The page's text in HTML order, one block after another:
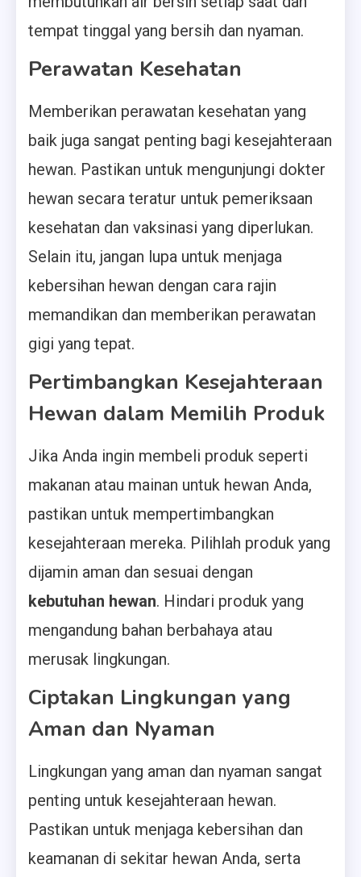
tempat tinggal yang bersih dan nyaman.
Perawatan Kesehatan
Memberikan perawatan kesehatan yang
baik juga sangat penting bagi kesejahteraan
hewan. Pastikan untuk mengunjungi dokter
hewan secara teratur untuk pemeriksaan
kesehatan dan vaksinasi yang diperlukan.
Selain itu, jangan lupa untuk menjaga
kebersihan hewan dengan cara rajin
memandikan dan memberikan perawatan
gigi yang tepat.
Pertimbangkan Kesejahteraan
Hewan dalam Memilih Produk
Jika Anda ingin membeli produk seperti
makanan atau mainan untuk hewan Anda,
pastikan untuk mempertimbangkan
kesejahteraan mereka. Pilihlah produk yang
dijamin aman dan sesuai dengan
kebutuhan hewan. Hindari produk yang
mengandung bahan berbahaya atau
merusak lingkungan.
Ciptakan Lingkungan yang
Aman dan Nyaman
Lingkungan yang aman dan nyaman sangat
penting untuk kesejahteraan hewan.
Pastikan untuk menjaga kebersihan dan
keamanan di sekitar hewan Anda, serta